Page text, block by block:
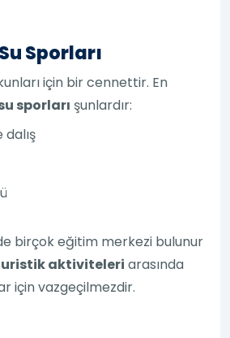
Sporları
için bir cennettir. En
sporları şunlardır:
dalış
birçok eğitim merkezi bulunur
aktiviteleri arasında
için vazgeçilmezdir.